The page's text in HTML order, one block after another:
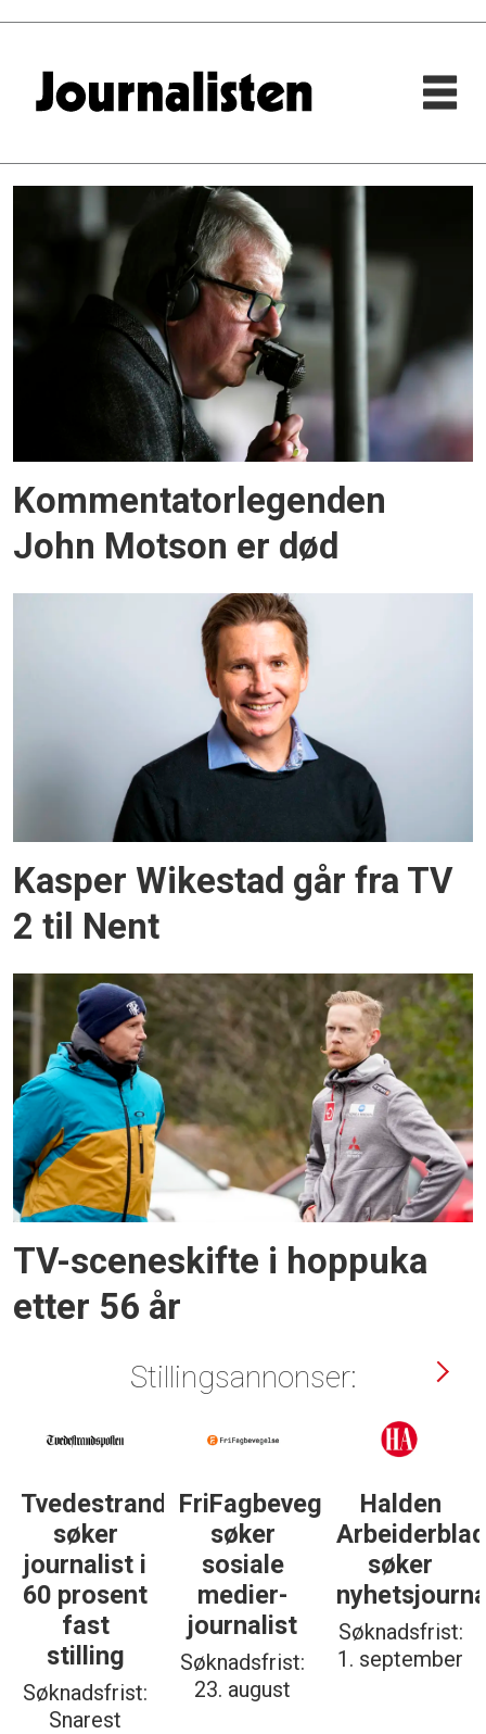
Tag:
kasper
wikestad
Kommentatorlegenden
John Motson er død
Kasper Wikestad går fra TV
2 til Nent
TV-sceneskifte i hoppuka
etter 56 år
Stillingsannonser:
Tvedestrandsposten
søker
journalist i
60 prosent
fast
stilling
Søknadsfrist:
Snarest
FriFagbevegelse
søker
sosiale
medier-
journalist
Søknadsfrist:
23. august
Halden
Arbeiderblad
søker
Søknadsfrist:
1. september